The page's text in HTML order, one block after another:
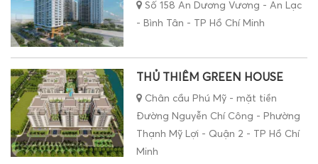
Số 158 An Dương Vương - An Lạc
- Bình Tân - TP Hồ Chí Minh
THỦ THIÊM GREEN HOUSE
Chân cầu Phú Mỹ - mặt tiền
Đường Nguyễn Chí Công - Phường
Thạnh Mỹ Lợi - Quận 2 - TP Hồ Chí
Minh